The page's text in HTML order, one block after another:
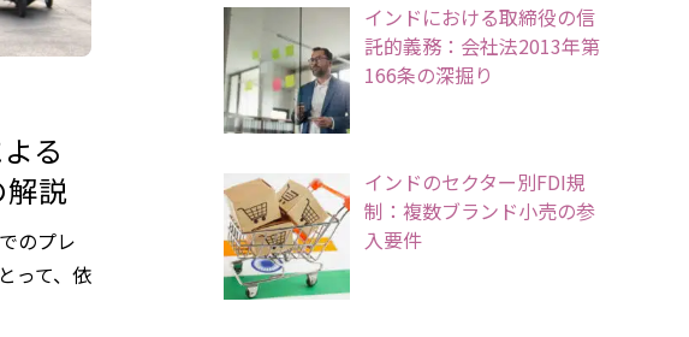
る
説
のプレ
って、依
インドにおける取締役の信
託的義務：会社法2013年第
166条の深掘り
インドのセクター別FDI規
制：複数ブランド小売の参
入要件